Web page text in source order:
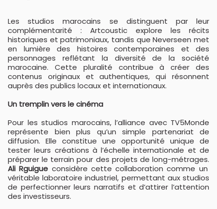
Les studios marocains se distinguent par leur
complémentarité : Artcoustic explore les récits
historiques et patrimoniaux, tandis que Neverseen met
en lumière des histoires contemporaines et des
personnages reflétant la diversité de la société
marocaine. Cette pluralité contribue à créer des
contenus originaux et authentiques, qui résonnent
auprès des publics locaux et internationaux.
Un tremplin vers le cinéma
Pour les studios marocains, l’alliance avec TV5Monde
représente bien plus qu’un simple partenariat de
diffusion. Elle constitue une opportunité unique de
tester leurs créations à l’échelle internationale et de
préparer le terrain pour des projets de long-métrages.
Ali Rguigue considère cette collaboration comme un
véritable laboratoire industriel, permettant aux studios
de perfectionner leurs narratifs et d’attirer l’attention
des investisseurs.